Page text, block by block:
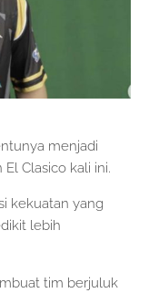
menjadi
Clasico kali ini.
kekuatan yang
lebih
tim berjuluk